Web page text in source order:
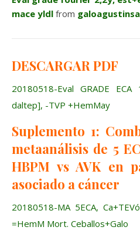
mace yldl from
DESCARGAR PDF
20180518-Eval GRADE
daltep], -TVP +HemMay
Suplemento 1:
metaanálisis de 5
HBPM vs AVK en
asociado a cáncer
20180518-MA 5ECA,
=HemM Mort. Ceballos+Galo